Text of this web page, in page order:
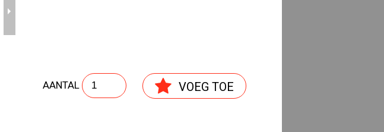
POZIDRIVE CILINDERKOP
AANTAL VOEG TOE